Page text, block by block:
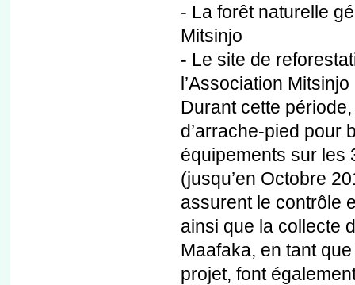
- La forêt naturelle
Mitsinjo
- Le site de
l’Association Mitsinjo
Durant cette
d’arrache-pied pour
équipements sur les
(jusqu’en Octobre
assurent le contrôle
ainsi que la collecte
Maafaka, en tant
projet, font